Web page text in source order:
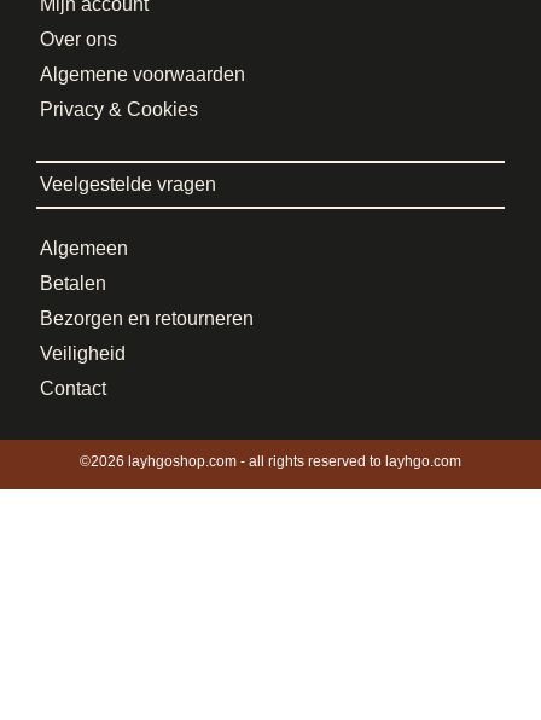
Mijn account
Over ons
Algemene voorwaarden
Privacy & Cookies
Veelgestelde vragen
Algemeen
Betalen
Bezorgen en retourneren
Veiligheid
Contact
©2026 layhgoshop.com - all rights reserved to layhgo.com